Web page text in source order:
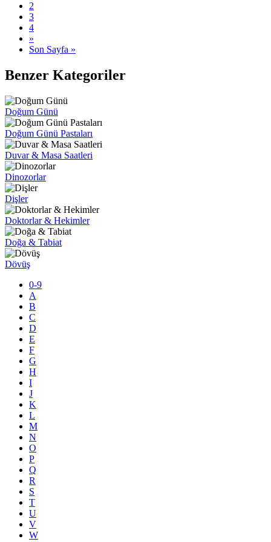
2
3
4
»
Son Sayfa »
Benzer Kategoriler
Doğum Günü
Doğum Günü Pastaları
Duvar & Masa Saatleri
Dinozorlar
Dişler
Doktorlar & Hekimler
Doğa & Tabiat
Dövüş
0-9
A
B
C
D
E
F
G
H
I
J
K
L
M
N
O
P
Q
R
S
T
U
V
W